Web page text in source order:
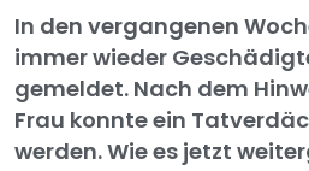
In den vergangenen
immer wieder
gemeldet. Nach dem
Frau konnte ein
werden. Wie es jetzt